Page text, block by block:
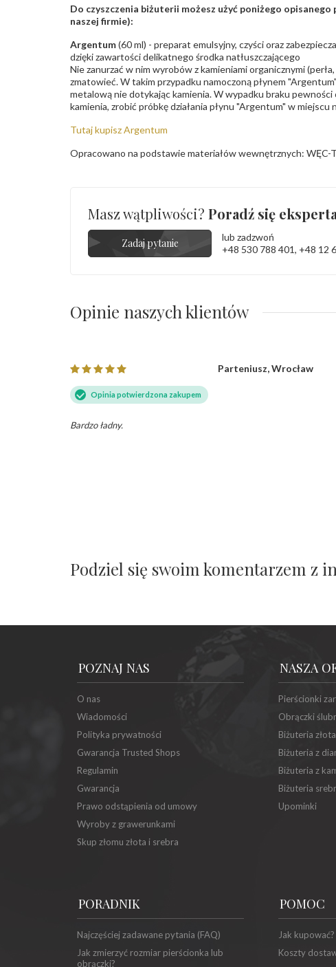
Do czyszczenia biżuterii możesz użyć poniżego
naszej firmie):
Argentum(60 ml) - preparat emulsyjny, czyści oraz
dzięki zawartości delikatnego środka natłuszczającego
Nie zanurzać w nim wyrobów z kamieniami organicznymi
zmatowieć. W takim przypadku namoczoną płynem
metalową nie dotykając kamienia. W wypadku braku pewności
kamienia, zrobić próbkę działania płynu "Argentum" w miejscu
Tutaj kupisz Argentum
Opracowano na podstawie materiałów wewnętrznych: WĘC-
Masz wątpliwości? Poradź się
Zadaj pytanie
lub zadzwoń
+48 530 788 401, +48 12
Opinie naszych klientów
Parteniusz, Wrocław
Opinia potwierdzona zakupem
Bardzo ładny.
Podziel się swoim komentarzem z
POZNAJ NAS
O nas
Wiadomości
Polityka prywatności
Gwarancja Trusted Shops
Regulamin
Gwarancja
Prawo odstąpienia od umowy
Wyroby z grawerunkami
Skup złomu złota i srebra
NASZA
Pierścionki
Obrączki
Biżuteria złota
Biżuteria z
Biżuteria z
Biżuteria
Upominki
PORADNIK
Najczęściej zadawane pytania (FAQ)
Jak zmierzyć rozmiar pierścionka lub
obrączki?
POMOC
Jak kupować?
Koszty